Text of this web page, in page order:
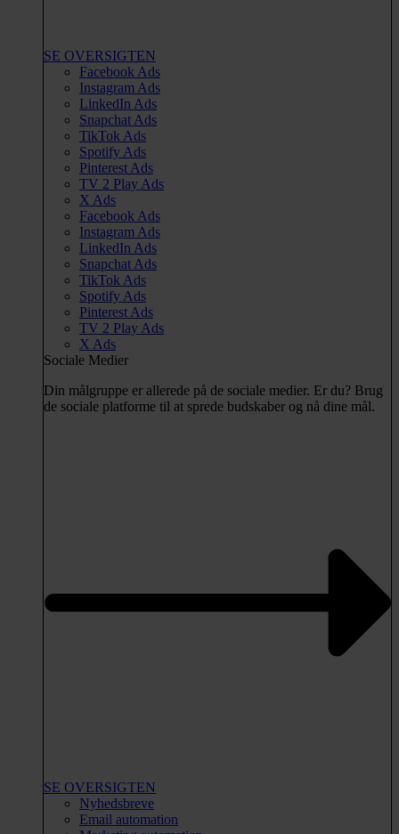
SE OVERSIGTEN
Facebook Ads
Instagram Ads
LinkedIn Ads
Snapchat Ads
TikTok Ads
Spotify Ads
Pinterest Ads
TV 2 Play Ads
X Ads
Facebook Ads
Instagram Ads
LinkedIn Ads
Snapchat Ads
TikTok Ads
Spotify Ads
Pinterest Ads
TV 2 Play Ads
X Ads
Sociale Medier
Din målgruppe er allerede på de sociale medier. Er du? Brug
de sociale platforme til at sprede budskaber og nå dine mål.
SE OVERSIGTEN
Nyhedsbreve
Email automation